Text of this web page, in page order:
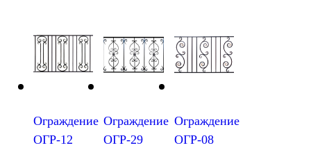
Ограждение
ОГР-12
Ограждение
ОГР-29
Ограждение
ОГР-08